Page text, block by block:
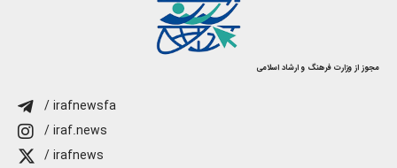
مجوز از وزارت فرهنگ و ارشاد اسلامی
/ irafnewsfa
/ iraf.news
/ irafnews